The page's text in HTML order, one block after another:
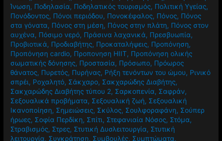
Ίνωση, Ποδηλασία, Ποδηλατικός τουρισμός, Πολιτική Υγείας,
Πονόδοντος, Πόνοι περιόδου, Πονοκέφαλος, Πόνος, Πόνος
στα γόνατα, Πόνος στη μέση, Πόνος στην πλάτη, Πόνος στον
αυχένα, Πόσιμο νερό, Πράσινα λαχανικά, Πρεσβυωπία,
Προβιοτικά, Προδιαβήτης, Προκαταλήψεις, Προπόνηση,
Προπόνηση cardio, Προπονηση HIIT, Προπόνηση ολικής
σωματικής δόνησης, Προστασία, Πρόσωπο, Πρόωρος
θάνατος, Πυρετός, Πυρήνας, Ρήξη τενόντων του ώμου, Ρινικό
σπρέι, Ροχαλητό, Σάκχαρο, Σακχαρώδης Διαβήτης,
Σακχαρώδης Διαβήτης τύπου 2, Σαρκοπενία, Σαφράν,
Σεξουαλικά προβήματα, Σεξουαλική ζωή, Σεξουαλική
Ικανοποίηση, Σημειώσεις, Σκύλος, Σουλφοραφάνη, Σούπερ
ήρωες, Σοφία Περδίκη, Σπίτι, Στεφανιαία Νόσος, Στόμα,
Στραβισμός, Στρες, Στυτική Δυσλειτουργία, Στυτική
λειτουργία, Συγκράτηση, Συμβουλές, Συμπτώματα,